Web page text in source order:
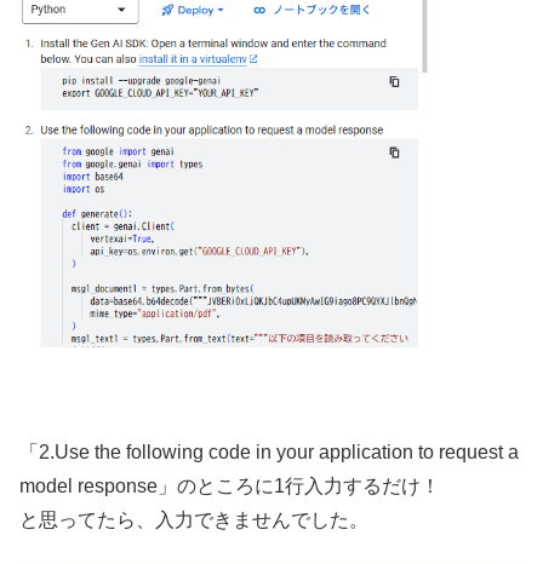
「2.Use the following code in your application to request a
model response」のところに1行入力するだけ！
と思ってたら、入力できませんでした。